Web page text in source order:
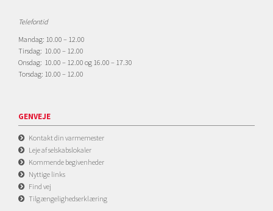
Telefontid
Mandag: 10.00 – 12.00
Tirsdag: 10.00 – 12.00
Onsdag: 10.00 – 12.00 og 16.00 – 17.30
Torsdag: 10.00 – 12.00
GENVEJE
Kontakt din varmemester
Leje af selskabslokaler
Kommende begivenheder
Nyttige links
Find vej
Tilgængelighedserklæring